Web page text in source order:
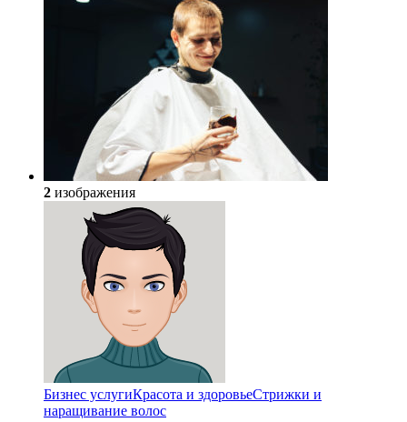
2 изображения
Бизнес услугиКрасота и здоровьеСтрижки и
наращивание волос